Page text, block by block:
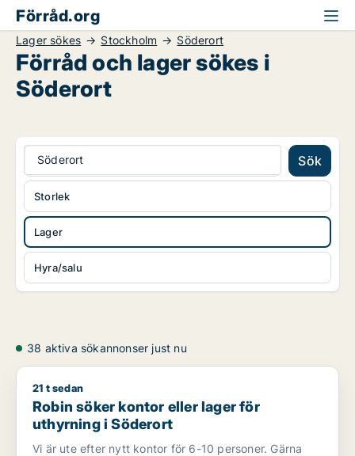
Förråd.org
Lager sökes Stockholm Söderort
Förråd och lager sökes i
Söderort
Söderort Sök
Lager
Hyra/salu
Storlek
38 aktiva sökannonser just nu
Robin söker kontor eller lager för uthyrning i Söderort
21 t sedan
Robin söker kontor eller lager för
uthyrning i Söderort
Vi är ute efter nytt kontor för 6-10 personer. Gärna